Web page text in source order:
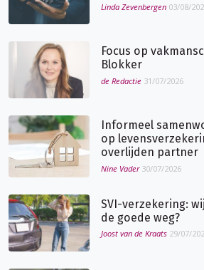
Linda Zevenbergen 03/08/
Focus op
Blokker
de Redactie 31/07/2026
Informeel
op
overlijden partner
Nine Vader 30/07/2026
SVI-verzekering:
de goede weg?
Joost van de Kraats 29/07/